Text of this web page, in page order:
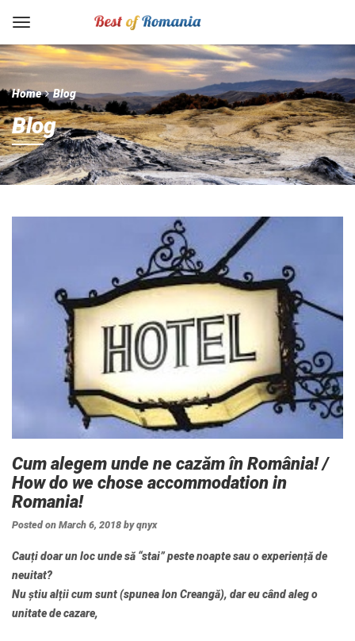
Home Blog
Blog
Cum alegem unde ne cazăm în România! /
How do we chose accommodation in
Romania!
Posted on March 6, 2018 byqnyx
Cauți doar un loc unde să “stai” peste noapte sau o experiență de
neuitat?
Nu știu alții cum sunt (spunea Ion Creangă), dar eu când aleg o
unitate de cazare,